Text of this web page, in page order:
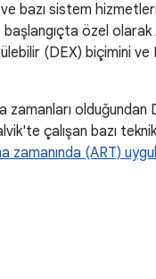
bazı sistem
başlangıçta özel
(DEX) biçimini
zamanları olduğundan
çalışan bazı
zamanında (ART)